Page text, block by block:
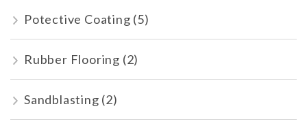
Potective Coating (5)
Rubber Flooring (2)
Sandblasting (2)